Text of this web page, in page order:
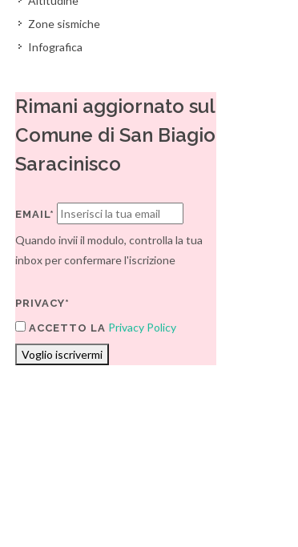
Zone sismiche
Infografica
Rimani aggiornato sul
Comune di San Biagio
Saracinisco
EMAIL*
Quando invii il modulo, controlla la tua
inbox per confermare l'iscrizione
PRIVACY*
ACCETTO LA Privacy Policy
Voglio iscrivermi